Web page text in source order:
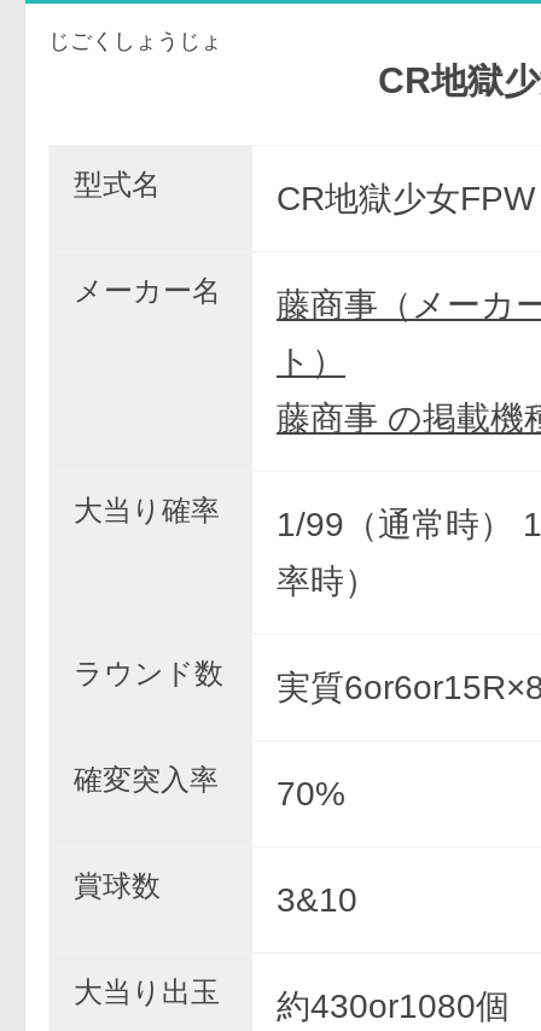
じごくしょうじょ
CR地獄少女
型式名 CR地獄少女FPW
メーカー名
藤商事（メーカ
ト）
藤商事 の掲載機
大当り確率
1/99（通常時）
率時）
ラウンド数 実質
確変突入率 70%
賞球数 3&10
大当り出玉 約430or1080個